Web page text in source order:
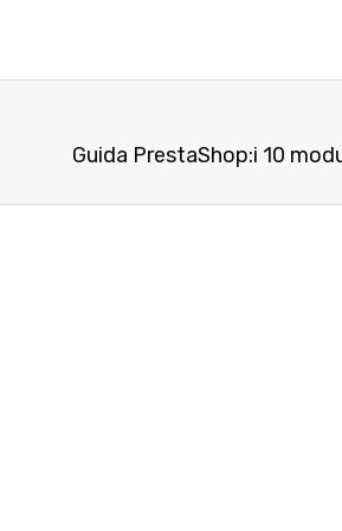
Guida PrestaShop:i 10